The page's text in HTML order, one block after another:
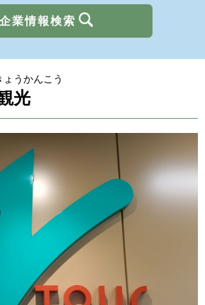
企業情報検索
で選ぶ
検索
うかんこう
光